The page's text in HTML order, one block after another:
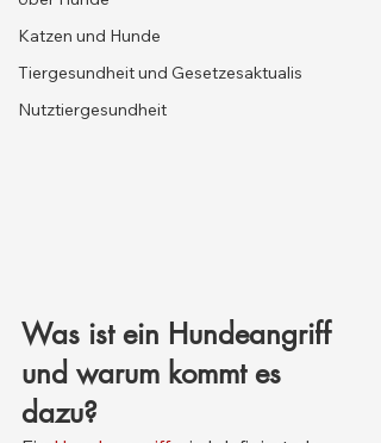
Katzen und Hunde
Tiergesundheit und Gesetzesaktualis
Nutztiergesundheit
Was ist ein Hundeangriff
und warum kommt es
dazu?